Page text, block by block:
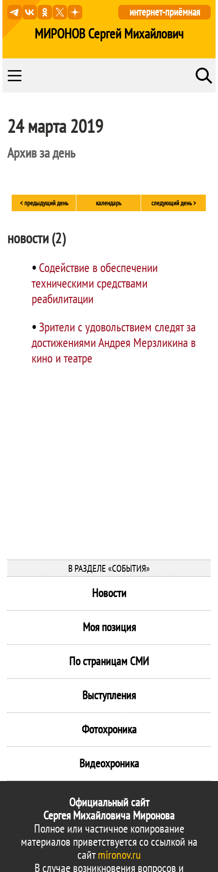
МИРОНОВ Сергей Михайлович
интернет-приёмная
24 марта 2019
Архив за день
< предыдущий день календарь следующий день >
новости (2)
• Содействие в обеспечении
техническими средствами
реабилитации
• Зрители с удовольствием следят за
достижениями Андрея Мерзликина в
кино и театре
В РАЗДЕЛЕ «СОБЫТИЯ»
Новости
Моя позиция
По страницам СМИ
Выступления
Фотохроника
Видеохроника
Официальный сайт
Сергея Михайловича Миронова
Полное или частичное копирование
материалов приветствуется со ссылкой на
сайтmironov.ru
В случае возникновения вопросов и